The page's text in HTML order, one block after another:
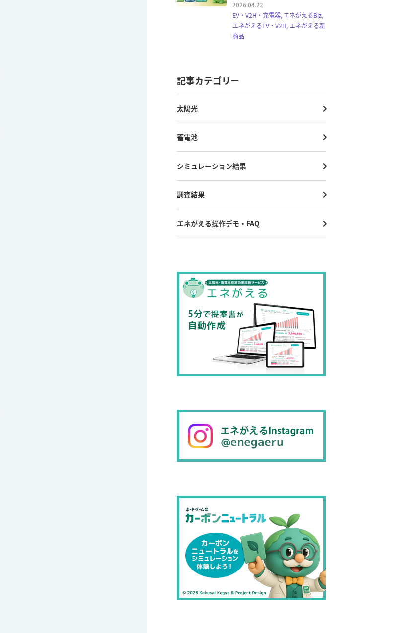
2026.04.22
EV・V2H・充電器, エネがえるBiz,
エネがえるEV・V2H, エネがえる新
商品
記事カテゴリー
太陽光
蓄電池
シミュレーション結果
調査結果
エネがえる操作デモ・FAQ